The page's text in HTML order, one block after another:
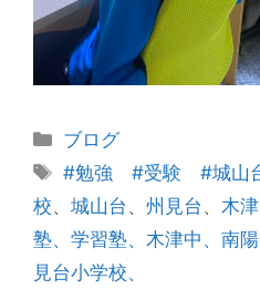
カ
テ
リ
ー
ブログ
タ
グ
#勉強 #受験 #城山
校、 城山台 、 州見台 、 木
塾、学習塾、木津中、南
見台小学校、